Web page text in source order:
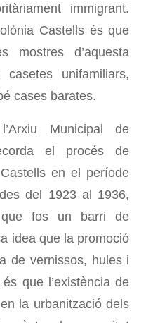
immigrant.
Castells és que
d’aquesta
unifamiliars,
cases barates.
Municipal de
el procés de
en el període
del 1923 al 1936,
fos un barri de
idea que la promoció
de vernissos, hules i
que l’existència de
la urbanització dels